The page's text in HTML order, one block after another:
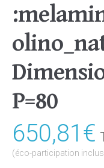
P=80
650,81€
(éco-participation